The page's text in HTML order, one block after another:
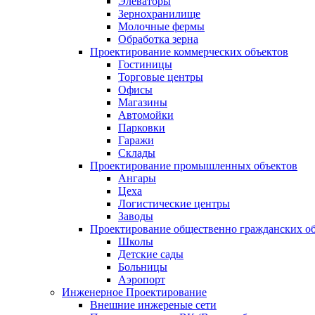
Зернохранилище
Молочные фермы
Обработка зерна
Проектирование коммерческих объектов
Гостиницы
Торговые центры
Офисы
Магазины
Автомойки
Парковки
Гаражи
Склады
Проектирование промышленных объектов
Ангары
Цеха
Логистические центры
Заводы
Проектирование общественно гражданских
Школы
Детские сады
Больницы
Аэропорт
Инженерное Проектирование
Внешние инжереные сети